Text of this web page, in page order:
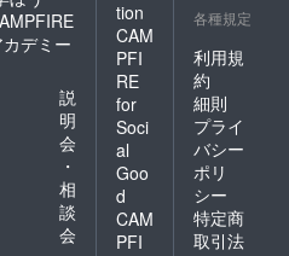
カデミー
説
明
会
・
相
談
会
tion
CAM
PFI
RE
for
Soci
al
Goo
d
CAM
PFI
各種規定
利用規
約
細則
プライ
バシー
ポリ
シー
特定商
取引法